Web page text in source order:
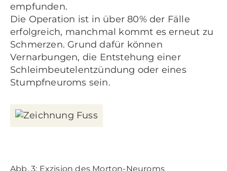
empfunden.
Die Operation ist in über 80% der Fälle
erfolgreich, manchmal kommt es erneut zu
Schmerzen. Grund dafür können
Vernarbungen, die Entstehung einer
Schleimbeutelentzündung oder eines
Stumpfneuroms sein.
Abb. 3: Exzision des Morton-Neuroms